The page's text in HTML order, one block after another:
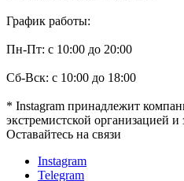
График работы:
Пн-Пт: с 10:00 до 20:00
Сб-Вск: с 10:00 до 18:00
* Instagram принадлежит
экстремистской организацией
Оставайтесь на связи
Instagram
Telegram